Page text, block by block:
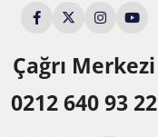
Çağrı Merkezi
0212 640 93 22